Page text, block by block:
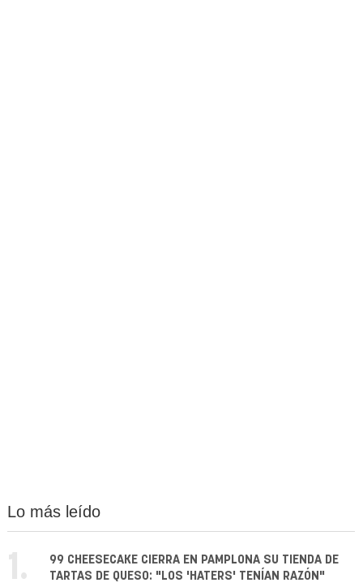
Lo más leído
1.
99 CHEESECAKE CIERRA EN PAMPLONA SU TIENDA DE
TARTAS DE QUESO: "LOS 'HATERS' TENÍAN RAZÓN"